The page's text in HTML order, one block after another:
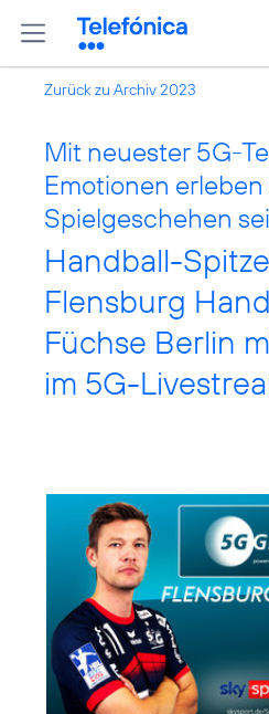
Zurück zu Archiv 2023
Mit neuester 5G-
Emotionen
Spielgeschehen
Handball-
Flensburg
Füchse Berlin
im 5G-